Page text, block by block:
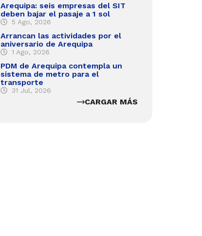
Arequipa: seis empresas del SIT
deben bajar el pasaje a 1 sol
5 Ago, 2026
Arrancan las actividades por el
aniversario de Arequipa
1 Ago, 2026
PDM de Arequipa contempla un
sistema de metro para el
transporte
31 Jul, 2026
CARGAR MÁS